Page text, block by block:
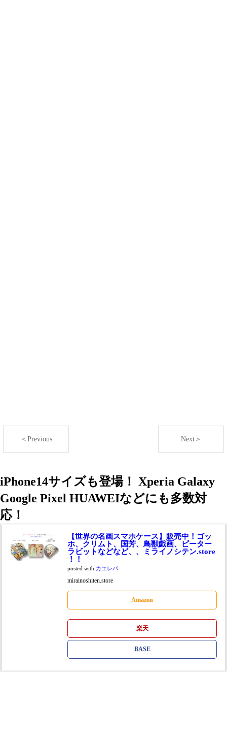
＜Previous Next＞
iPhone14サイズも登場！ Xperia Galaxy
Google Pixel HUAWEIなどにも多数対
応！
【世界の名画スマホケース】販売中！ゴッ
ホ、クリムト、国芳、鳥獣戯画、ピーター
ラビットなどなど、、ミライノシテン.store
！！
posted with カエレバ
mirainoshiten.store
Amazon
楽天
BASE